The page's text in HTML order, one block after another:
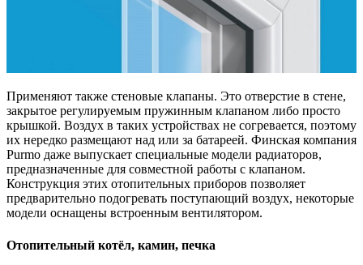
Применяют также стеновые клапаны. Это отверстие в стене,
закрытое регулируемым пружинным клапаном либо просто
крышкой. Воздух в таких устройствах не согревается, поэтому
их нередко размещают над или за батареей. Финская компания
Purmo даже выпускает специальные модели радиаторов,
предназначенные для совместной работы с клапаном.
Конструкция этих отопительных приборов позволяет
предварительно подогревать поступающий воздух, некоторые
модели оснащены встроенным вентилятором.
Отопительный котёл, камин, печка